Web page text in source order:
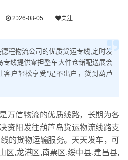
2026-08-05 关注
程物流公司的优质货运专线,定时发
专线提供零担整车大件仓储配送展会
客户轻松享受"足不出户，货到葫芦
是万信物流的优质线路，长期为各
资阳发往葫芦岛货运物流线路支
的货物运输服务。天天发车，可
区,龙港区,南票区,绥中县,建昌县,